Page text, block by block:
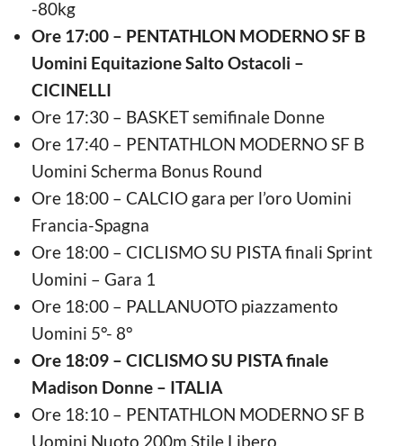
-80kg
Ore 17:00 – PENTATHLON MODERNO SF B
Uomini Equitazione Salto Ostacoli –
CICINELLI
Ore 17:30 – BASKET semifinale Donne
Ore 17:40 – PENTATHLON MODERNO SF B
Uomini Scherma Bonus Round
Ore 18:00 – CALCIO gara per l’oro Uomini
Francia-Spagna
Ore 18:00 – CICLISMO SU PISTA finali Sprint
Uomini – Gara 1
Ore 18:00 – PALLANUOTO piazzamento
Uomini 5°- 8°
Ore 18:09 – CICLISMO SU PISTA finale
Madison Donne – ITALIA
Ore 18:10 – PENTATHLON MODERNO SF B
Uomini Nuoto 200m Stile Libero